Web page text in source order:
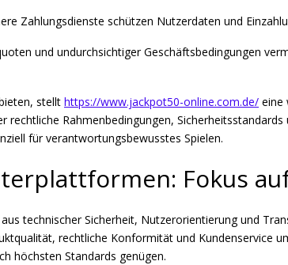
Zahlungsdienste schützen Nutzerdaten und
und undurchsichtiger Geschäftsbedingungen
stellt https://www.jackpot50-online.com.de/ eine
Rahmenbedingungen,
für verantwortungsbewusstes Spielen.
Fokus
technischer Sicherheit, Nutzerorientierung und
rechtliche Konformität und Kundenservice
höchsten Standards genügen.